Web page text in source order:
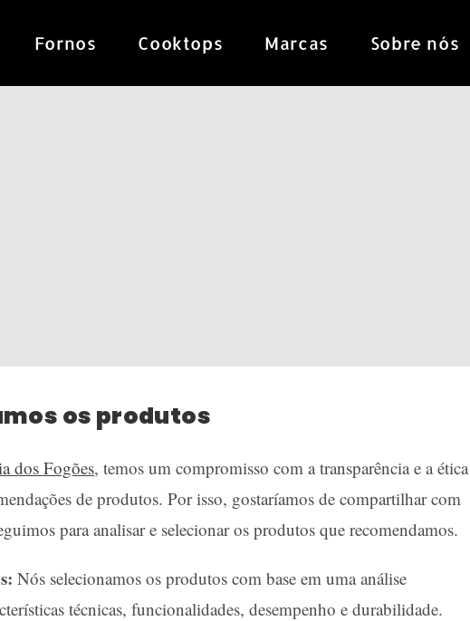
Fornos Cooktops Marcas Sobre nós
os produtos
dos Fogões, temos um compromisso com a transparência e a ética
de produtos. Por isso, gostaríamos de compartilhar com
para analisar e selecionar os produtos que recomendamos.
Nós selecionamos os produtos com base em uma análise
técnicas, funcionalidades, desempenho e durabilidade.